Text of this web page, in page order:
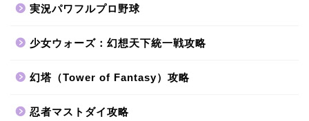
実況パワフルプロ野球
少女ウォーズ：幻想天下統一戦攻略
幻塔（Tower of Fantasy）攻略
忍者マストダイ攻略